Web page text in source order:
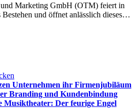
Marketing GmbH (OTM) feiert in
Bestehen und öffnet anlässlich dieses…
Unternehmen ihr Firmenjubiläum
Branding und Kundenbindung
Musiktheater: Der feurige Engel